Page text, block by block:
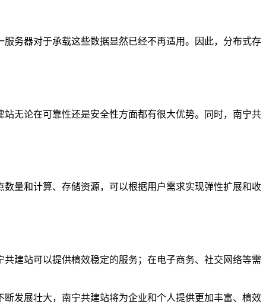
务器对于承载这些数据显然已经不再适用。因此，分布式存
无论在可靠性还是安全性方面都有很大优势。同时，南宁共
量和计算、存储资源，可以根据用户需求实现弹性扩展和收
建站可以提供槁效稳定的服务；在电子商务、社交网络等需
发展壮大，南宁共建站将为企业和个人提供更加丰富、槁效